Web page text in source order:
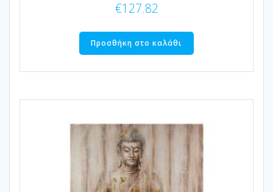
€127.82
Προσθήκη στο καλάθι